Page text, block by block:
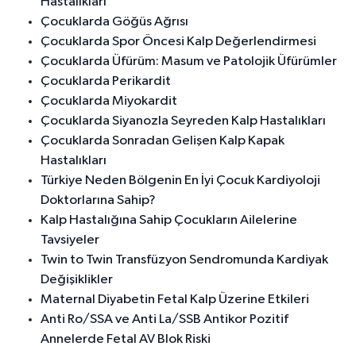
Çocuklarda Göğüs Ağrısı
Çocuklarda Spor Öncesi Kalp Değerlendirmesi
Çocuklarda Üfürüm: Masum ve Patolojik Üfürümler
Çocuklarda Perikardit
Çocuklarda Miyokardit
Çocuklarda Siyanozla Seyreden Kalp Hastalıkları
Çocuklarda Sonradan Gelişen Kalp Kapak
Hastalıkları
Türkiye Neden Bölgenin En İyi Çocuk Kardiyoloji
Doktorlarına Sahip?
Kalp Hastalığına Sahip Çocukların Ailelerine
Tavsiyeler
Twin to Twin Transfüzyon Sendromunda Kardiyak
Değişiklikler
Maternal Diyabetin Fetal Kalp Üzerine Etkileri
Anti Ro/SSA ve Anti La/SSB Antikor Pozitif
Annelerde Fetal AV Blok Riski